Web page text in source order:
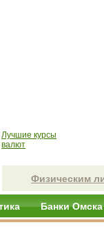
Лучшие курсы
валют
Физическим
Банки Омска